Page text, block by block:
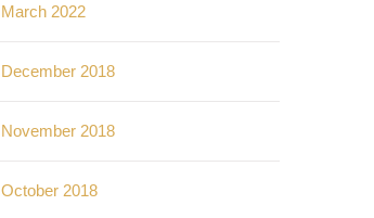
March 2022
December 2018
November 2018
October 2018